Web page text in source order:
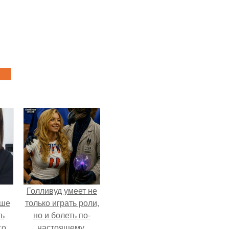
Голливуд умеет не
только играть роли,
но и болеть по-